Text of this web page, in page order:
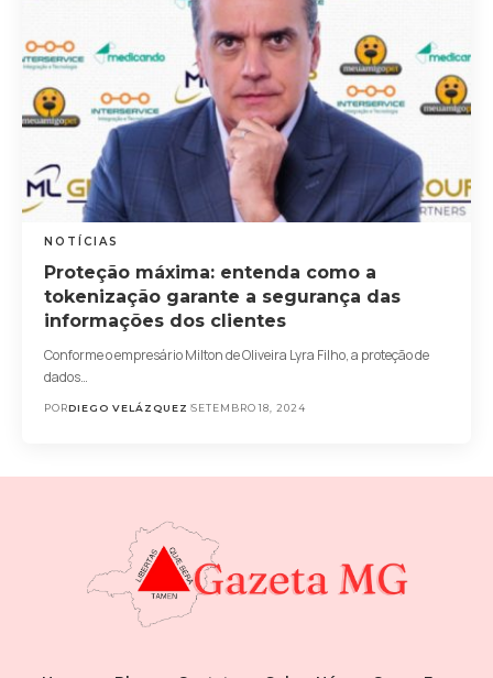
NOTÍCIAS
Proteção máxima: entenda como a
tokenização garante a segurança das
informações dos clientes
Conforme o empresário Milton de Oliveira Lyra Filho, a proteção de
dados…
PORDIEGO VELÁZQUEZ SETEMBRO 18, 2024